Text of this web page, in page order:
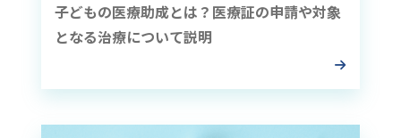
子どもの医療助成とは？医療証の申請や対象
となる治療について説明